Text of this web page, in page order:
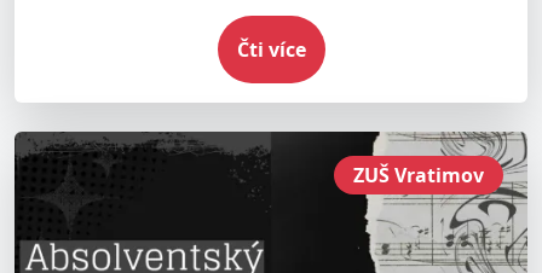
Čti více
ZUŠ Vratimov